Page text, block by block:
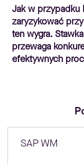
Jak w przypadku
zaryzykować
ten wygra.
przewaga
efektywnych
SAP WM